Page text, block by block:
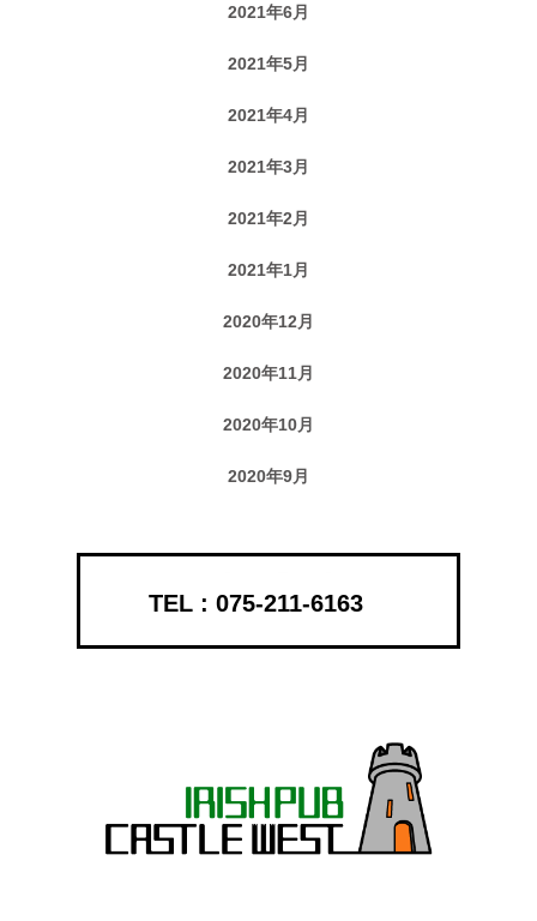
2021年6月
2021年5月
2021年4月
2021年3月
2021年2月
2021年1月
2020年12月
2020年11月
2020年10月
2020年9月
075-211-6163